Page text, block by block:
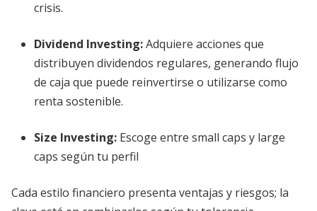
crisis.
Dividend Investing:Adquiere acciones que
distribuyen dividendos regulares, generando flujo
de caja que puede reinvertirse o utilizarse como
renta sostenible.
Size Investing: Escoge entre small caps y large
caps según tu perfil
Cada estilo financiero presenta ventajas y riesgos; la